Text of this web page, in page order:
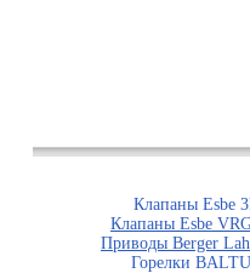
Клапаны Esbe
Клапаны Esbe
Приводы Berger
Горелки